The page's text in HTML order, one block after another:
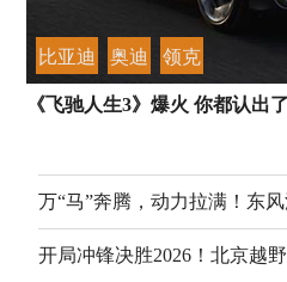
比亚迪 奥迪 领克
《飞驰人生3》爆火 你都认出